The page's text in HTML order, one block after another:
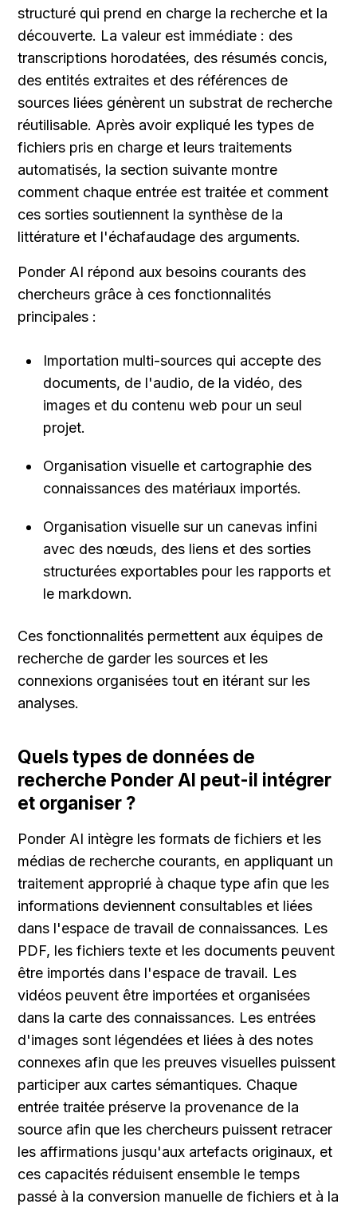
structuré qui prend en charge la recherche et la
découverte. La valeur est immédiate : des
transcriptions horodatées, des résumés concis,
des entités extraites et des références de
sources liées génèrent un substrat de recherche
réutilisable. Après avoir expliqué les types de
fichiers pris en charge et leurs traitements
automatisés, la section suivante montre
comment chaque entrée est traitée et comment
ces sorties soutiennent la synthèse de la
littérature et l'échafaudage des arguments.
Ponder AI répond aux besoins courants des
chercheurs grâce à ces fonctionnalités
principales :
Importation multi-sources qui accepte des
documents, de l'audio, de la vidéo, des
images et du contenu web pour un seul
projet.
Organisation visuelle et cartographie des
connaissances des matériaux importés.
Organisation visuelle sur un canevas infini
avec des nœuds, des liens et des sorties
structurées exportables pour les rapports et
le markdown.
Ces fonctionnalités permettent aux équipes de
recherche de garder les sources et les
connexions organisées tout en itérant sur les
analyses.
Quels types de données de
recherche Ponder AI peut-il intégrer
et organiser ?
Ponder AI intègre les formats de fichiers et les
médias de recherche courants, en appliquant un
traitement approprié à chaque type afin que les
informations deviennent consultables et liées
dans l'espace de travail de connaissances. Les
PDF, les fichiers texte et les documents peuvent
être importés dans l'espace de travail. Les
vidéos peuvent être importées et organisées
dans la carte des connaissances. Les entrées
d'images sont légendées et liées à des notes
connexes afin que les preuves visuelles puissent
participer aux cartes sémantiques. Chaque
entrée traitée préserve la provenance de la
source afin que les chercheurs puissent retracer
les affirmations jusqu'aux artefacts originaux, et
ces capacités réduisent ensemble le temps
passé à la conversion manuelle de fichiers et à la